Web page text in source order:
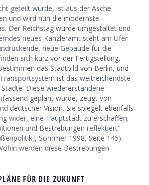
geteilt wurde, ist aus der Asche
und wird nun die modernste
Der Reichstag wurde umgestaltet und
neues Kanzleramt steht am Ufer
neue Gebäude für die
sich kurz vor der Fertigstellung.
das Stadtbild von Berlin, und
ist das weitreichendste
Diese wiedererstandene
geplant wurde, zeugt von
deutscher Vision. Sie spiegelt ebenfalls
wider, eine Hauptstadt zu erschaffen,
und Bestrebungen reflektiert"
Sommer 1998, Seite 145).
werden diese Bestrebungen
FÜR DIE ZUKUNFT